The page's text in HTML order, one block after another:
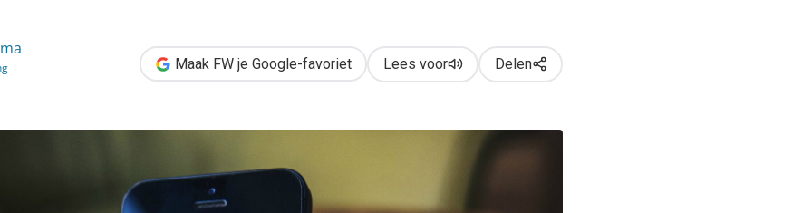
Maak FW je Google-favoriet Lees voor Delen